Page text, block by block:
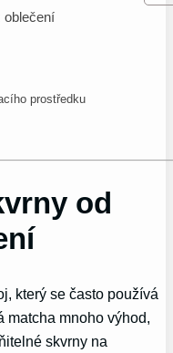
oblečení
prostředku
od
který se často používá
matcha mnoho výhod,
skvrny na